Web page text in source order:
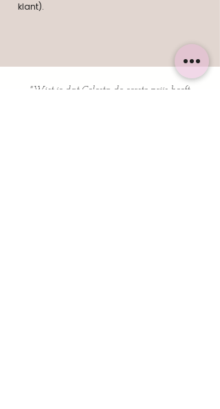
klant).
"Wist je dat Celesta de eerste prijs heeft